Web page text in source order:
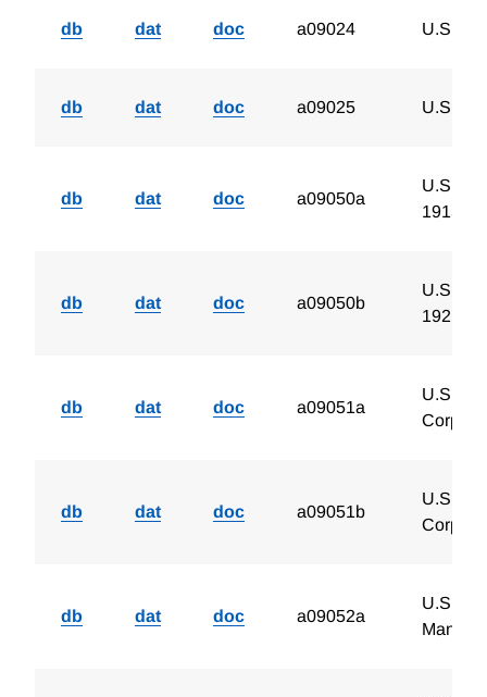
db dat doc a09024 U.S.
db dat doc a09025 U.S.
db dat doc a09050a
U.S.
1915-
db dat doc a09050b
U.S.
1921-
db dat doc a09051a
U.S.
db dat doc a09051b
U.S.
db dat doc a09052a
U.S.